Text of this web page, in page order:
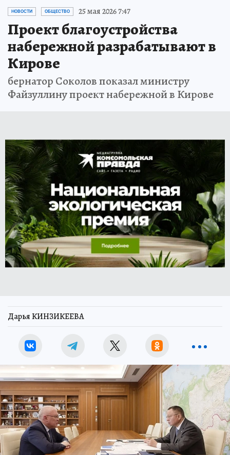
НОВОСТИ ОБЩЕСТВО 25 мая 2026 7:47
Проект благоустройства
набережной разрабатывают в
Кирове
бернатор Соколов показал министру
Файзуллину проект набережной в Кирове
Дарья КИНЗИКЕЕВА